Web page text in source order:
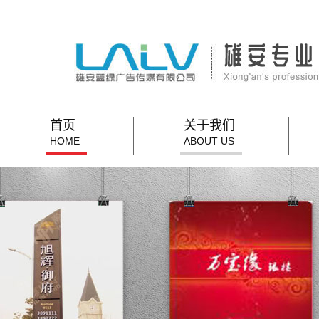
首页
HOME
关于我们
ABOUT US